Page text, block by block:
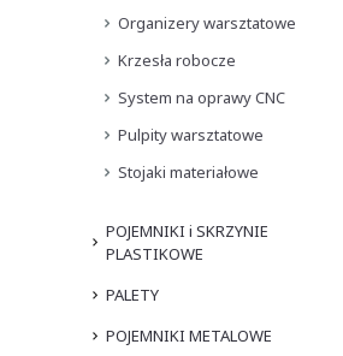
Organizery warsztatowe
Krzesła robocze
System na oprawy CNC
Pulpity warsztatowe
Stojaki materiałowe
POJEMNIKI i SKRZYNIE
PLASTIKOWE
PALETY
POJEMNIKI METALOWE